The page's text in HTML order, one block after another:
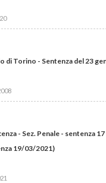
di Torino - Sentenza del 23
- Sez. Penale - sentenza
19/03/2021)